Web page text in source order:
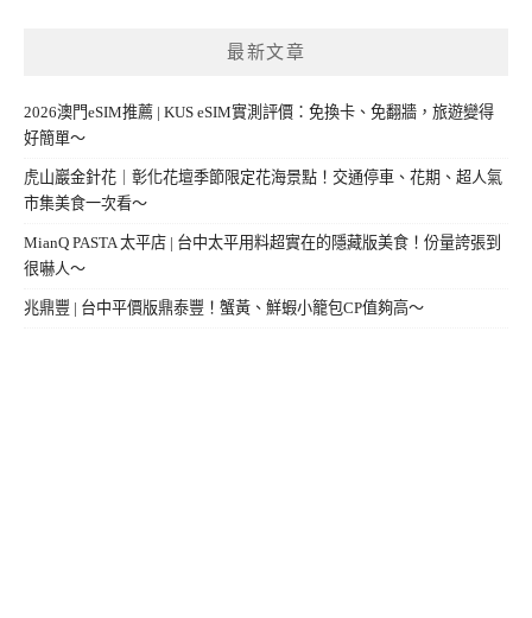
最新文章
2026澳門eSIM推薦 | KUS eSIM實測評價：免換卡、免翻牆，旅遊變得
好簡單～
虎山巖金針花｜彰化花壇季節限定花海景點！交通停車、花期、超人氣
市集美食一次看～
MianQ PASTA 太平店 | 台中太平用料超實在的隱藏版美食！份量誇張到
很嚇人～
兆鼎豐 | 台中平價版鼎泰豐！蟹黃、鮮蝦小籠包CP值夠高～